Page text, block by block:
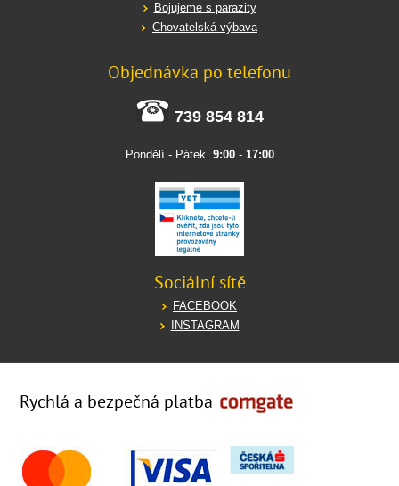
Bojujeme s parazity
Chovatelská výbava
Objednávka po telefonu
739 854 814
Pondělí - Pátek 9:00- 17:00
Sociální sítě
FACEBOOK
INSTAGRAM
Rychlá a bezpečná platba